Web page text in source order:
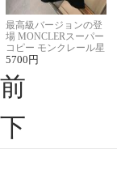
最高級バージョンの登
場 MONCLERスーパー
コピー モンクレール星
座半袖Tシャツ
5700 円
前
下